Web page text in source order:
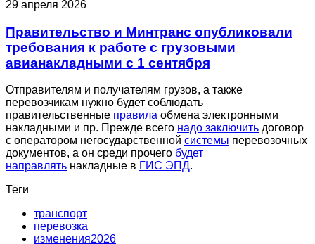
29 апреля 2026
Правительство и Минтранс опубликовали
требования к работе с грузовыми
авианакладными с 1 сентября
Отправителям и получателям грузов, а также
перевозчикам нужно будет соблюдать
правительственные правила обмена электронными
накладными и пр. Прежде всего надо заключить договор
с оператором негосударственной системы перевозочных
документов, а он среди прочего будет
направлять накладные в ГИС ЭПД.
Теги
транспорт
перевозка
изменения2026